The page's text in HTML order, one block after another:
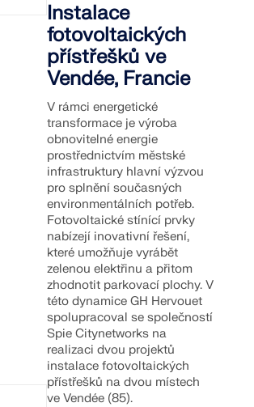
Instalace
fotovoltaických
přístřešků ve
Vendée, Francie
V rámci energetické
transformace je výroba
obnovitelné energie
prostřednictvím městské
infrastruktury hlavní výzvou
pro splnění současných
environmentálních potřeb.
Fotovoltaické stínící prvky
nabízejí inovativní řešení,
které umožňuje vyrábět
zelenou elektřinu a přitom
zhodnotit parkovací plochy. V
této dynamice GH Hervouet
spolupracoval se společností
Spie Citynetworks na
realizaci dvou projektů
instalace fotovoltaických
přístřešků na dvou místech
ve Vendée (85).